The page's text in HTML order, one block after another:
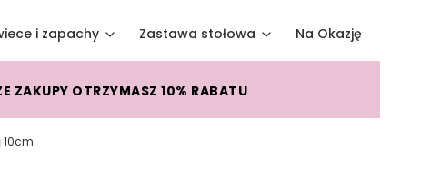
i zapachy Zastawa stołowa Na Okazję
ZAKUPY OTRZYMASZ 10% RABATU